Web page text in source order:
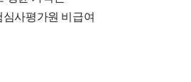
사평가원 비급여